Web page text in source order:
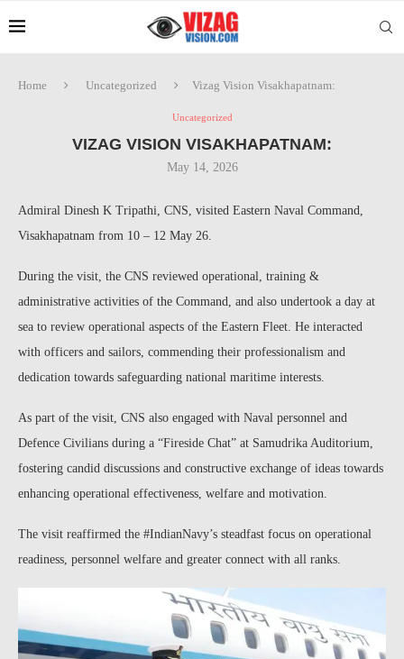
Home Uncategorized Vizag Vision Visakhapatnam:
Uncategorized
VIZAG VISION VISAKHAPATNAM:
May 14, 2026
Admiral Dinesh K Tripathi, CNS, visited Eastern Naval Command,
Visakhapatnam from 10 – 12 May 26.
During the visit, the CNS reviewed operational, training &
administrative activities of the Command, and also undertook a day at
sea to review operational aspects of the Eastern Fleet. He interacted
with officers and sailors, commending their professionalism and
dedication towards safeguarding national maritime interests.
As part of the visit, CNS also engaged with Naval personnel and
Defence Civilians during a “Fireside Chat” at Samudrika Auditorium,
fostering candid discussions and constructive exchange of ideas towards
enhancing operational effectiveness, welfare and motivation.
The visit reaffirmed the #IndianNavy’s steadfast focus on operational
readiness, personnel welfare and greater connect with all ranks.